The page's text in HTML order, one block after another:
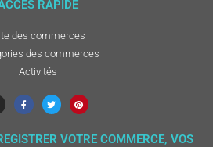
RAPIDE
des commerces
des commerces
Activités
VOTRE COMMERCE, VOS